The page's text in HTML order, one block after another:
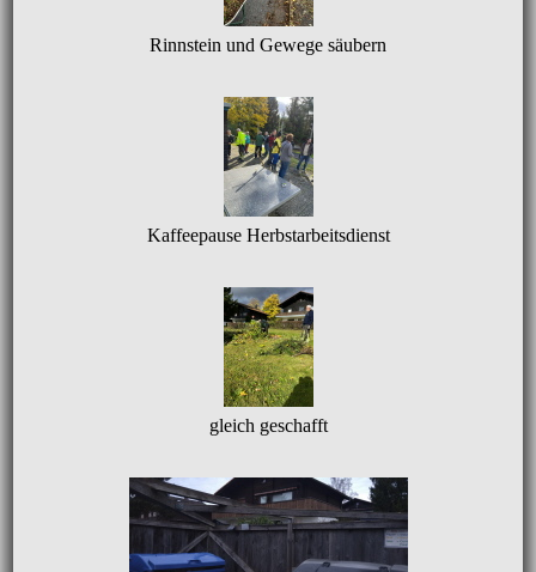
Rinnstein und Gewege säubern
Kaffeepause Herbstarbeitsdienst
gleich geschafft